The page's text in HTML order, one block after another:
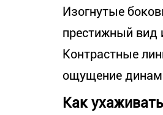
Изогнутые
престижный вид
Контрастные
ощущение
Как